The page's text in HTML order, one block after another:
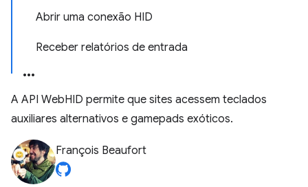
Abrir uma conexão HID
Receber relatórios de entrada
A API WebHID permite que sites acessem teclados
auxiliares alternativos e gamepads exóticos.
François Beaufort